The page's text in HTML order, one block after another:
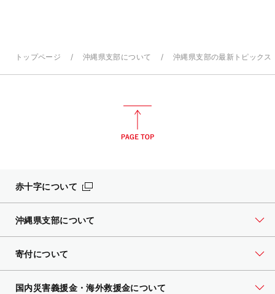
トップページ 沖縄県支部について 沖縄県支部の最新トピックス
赤十字について
沖縄県支部について
寄付について
国内災害義援金・海外救援金について